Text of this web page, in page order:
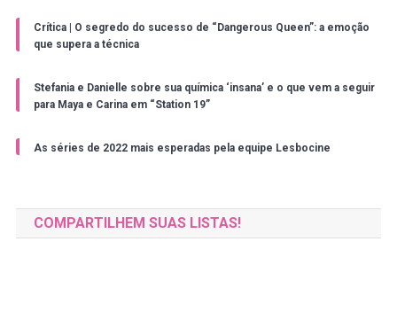
Crítica | O segredo do sucesso de “Dangerous Queen”: a emoção
que supera a técnica
Stefania e Danielle sobre sua química ‘insana’ e o que vem a seguir
para Maya e Carina em “Station 19”
As séries de 2022 mais esperadas pela equipe Lesbocine
COMPARTILHEM SUAS LISTAS!